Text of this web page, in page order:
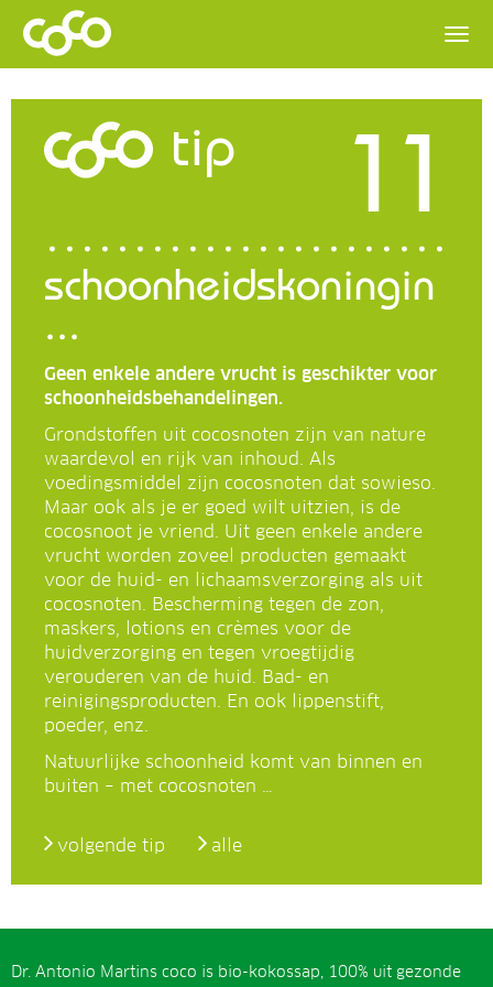
tip 11
schoonheidskoningin
...
Geen enkele andere vrucht is geschikter voor
schoonheidsbehandelingen.
Grondstoffen uit cocosnoten zijn van nature
waardevol en rijk van inhoud. Als
voedingsmiddel zijn cocosnoten dat sowieso.
Maar ook als je er goed wilt uitzien, is de
cocosnoot je vriend. Uit geen enkele andere
vrucht worden zoveel producten gemaakt
voor de huid- en lichaamsverzorging als uit
cocosnoten. Bescherming tegen de zon,
maskers, lotions en crèmes voor de
huidverzorging en tegen vroegtijdig
verouderen van de huid. Bad- en
reinigingsproducten. En ook lippenstift,
poeder, enz.
Natuurlijke schoonheid komt van binnen en
buiten – met cocosnoten …
volgende tip alle
Dr. Antonio Martins coco is bio-kokossap, 100% uit gezonde